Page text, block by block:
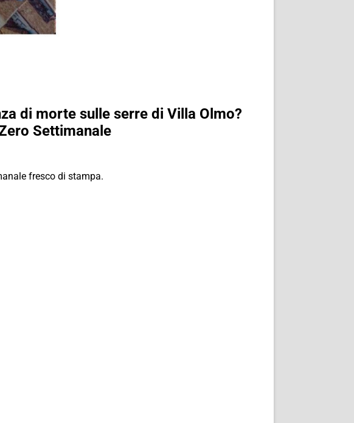
di morte sulle serre di Villa Olmo?
Settimanale
fresco di stampa.